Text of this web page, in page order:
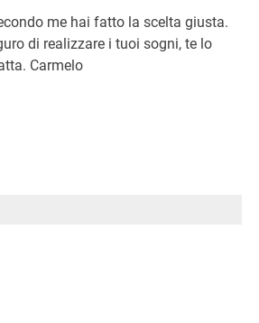
me hai fatto la scelta giusta.
di realizzare i tuoi sogni, te lo
Carmelo